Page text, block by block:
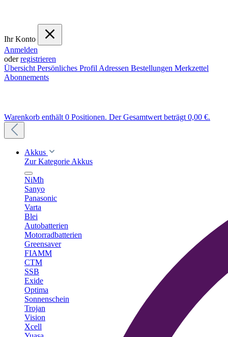
Ihr Konto
Anmelden
oderregistrieren
Übersicht Persönliches Profil Adressen Bestellungen Merkzettel
Abonnements
Warenkorb enthält 0 Positionen. Der Gesamtwert beträgt 0,00 €.
Akkus
Zur Kategorie Akkus
NiMh
Sanyo
Panasonic
Varta
Blei
Autobatterien
Motorradbatterien
Greensaver
FIAMM
CTM
SSB
Exide
Optima
Sonnenschein
Trojan
Vision
Xcell